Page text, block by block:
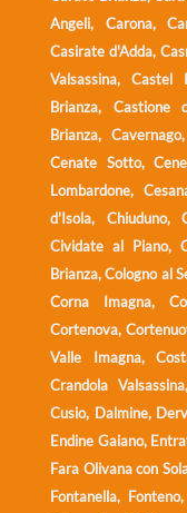
Angeli, Carona,
Casirate d'Adda,
Valsassina, Castel
Brianza, Castione
Brianza,
Cenate Sotto,
Lombardone,
d'Isola, Chiuduno,
Cividate al Piano,
Brianza, Cologno al
Corna Imagna,
Cortenova,
Valle Imagna,
Crandola
Cusio, Dalmine,
Endine Gaiano,
Fara Olivana con
Fontanella,